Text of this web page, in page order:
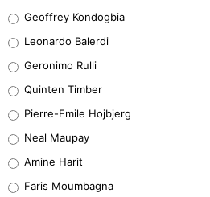
38%
32%
5%
1%
Geoffrey Kondogbia
Leonardo Balerdi
Geronimo Rulli
Quinten Timber
Pierre-Emile Hojbjerg
Neal Maupay
Amine Harit
Faris Moumbagna